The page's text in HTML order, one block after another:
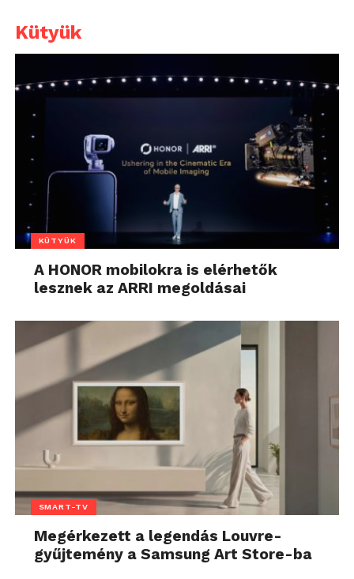
Kütyük
KÜTYÜK
A HONOR mobilokra is elérhetők
lesznek az ARRI megoldásai
SMART-TV
Megérkezett a legendás Louvre-
gyűjtemény a Samsung Art Store-ba